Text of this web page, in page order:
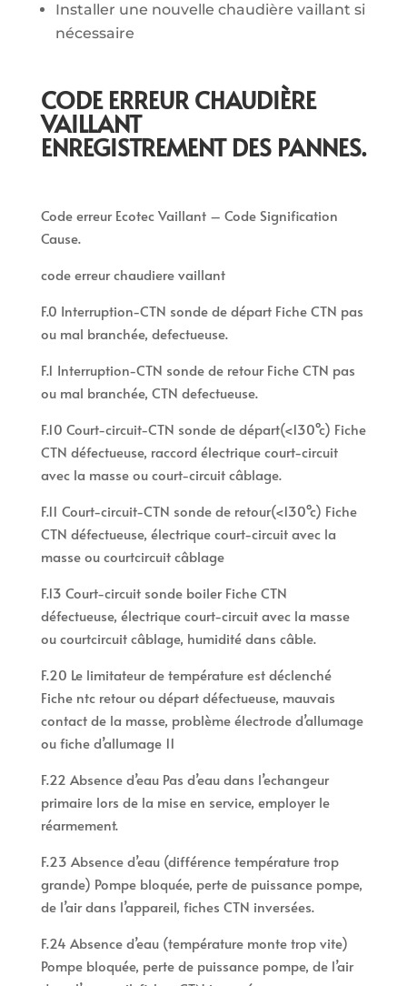
Installer une nouvelle chaudière vaillant si
nécessaire
CODE ERREUR CHAUDIÈRE
VAILLANT
ENREGISTREMENT DES PANNES.
Code erreur Ecotec Vaillant – Code Signification
Cause.
code erreur chaudiere vaillant
F.0 Interruption-CTN sonde de départ Fiche CTN pas
ou mal branchée, defectueuse.
F.1 Interruption-CTN sonde de retour Fiche CTN pas
ou mal branchée, CTN defectueuse.
F.10 Court-circuit-CTN sonde de départ(<130°c) Fiche
CTN défectueuse, raccord électrique court-circuit
avec la masse ou court-circuit câblage.
F.11 Court-circuit-CTN sonde de retour(<130°c) Fiche
CTN défectueuse, électrique court-circuit avec la
masse ou courtcircuit câblage
F.13 Court-circuit sonde boiler Fiche CTN
défectueuse, électrique court-circuit avec la masse
ou courtcircuit câblage, humidité dans câble.
F.20 Le limitateur de température est déclenché
Fiche ntc retour ou départ défectueuse, mauvais
contact de la masse, problème électrode d’allumage
ou fiche d’allumage 11
F.22 Absence d’eau Pas d’eau dans l’echangeur
primaire lors de la mise en service, employer le
réarmement.
F.23 Absence d’eau (différence température trop
grande) Pompe bloquée, perte de puissance pompe,
de l’air dans l’appareil, fiches CTN inversées.
F.24 Absence d’eau (température monte trop vite)
Pompe bloquée, perte de puissance pompe, de l’air